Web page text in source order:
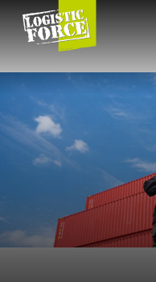
Logistic
Force